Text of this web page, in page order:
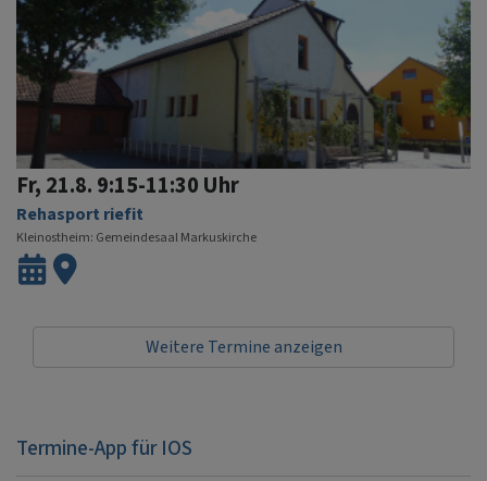
Fr, 21.8. 9:15-11:30 Uhr
Rehasport riefit
Kleinostheim Gemeindesaal Markuskirche
Weitere Termine anzeigen
Termine-App für IOS